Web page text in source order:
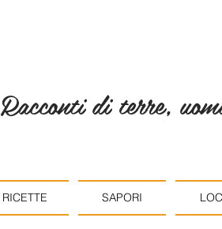
Racconti di terre,
RICETTE SAPORI